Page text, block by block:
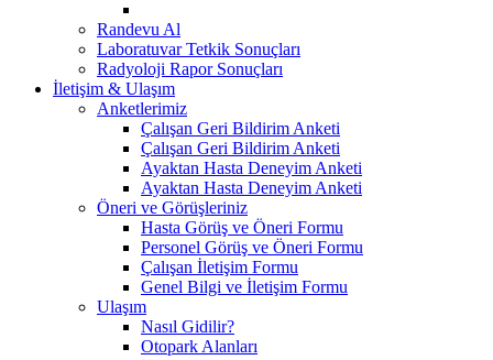
Randevu Al
Laboratuvar Tetkik Sonuçları
Radyoloji Rapor Sonuçları
İletişim & Ulaşım
Anketlerimiz
Çalışan Geri Bildirim Anketi
Çalışan Geri Bildirim Anketi
Ayaktan Hasta Deneyim Anketi
Ayaktan Hasta Deneyim Anketi
Öneri ve Görüşleriniz
Hasta Görüş ve Öneri Formu
Personel Görüş ve Öneri Formu
Çalışan İletişim Formu
Genel Bilgi ve İletişim Formu
Ulaşım
Nasıl Gidilir?
Otopark Alanları